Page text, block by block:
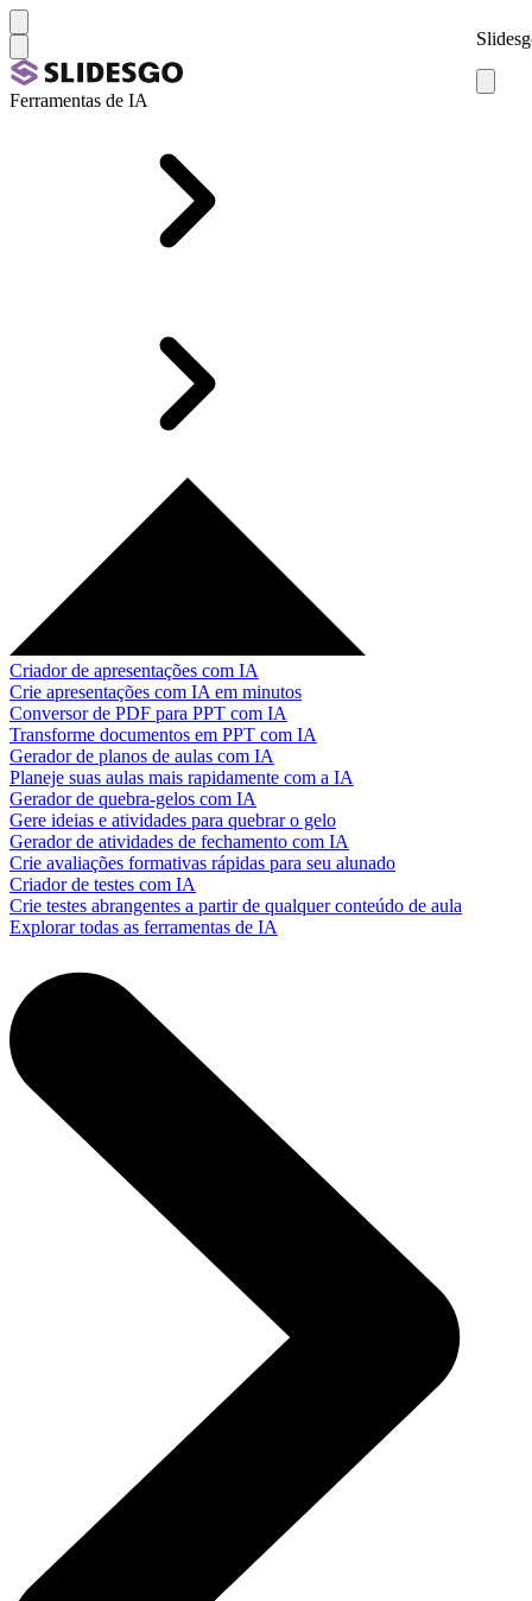
Ferramentas de IA
Criador de apresentações com IA
Crie apresentações com IA em minutos
Conversor de PDF para PPT com IA
Transforme documentos em PPT com IA
Gerador de planos de aulas com IA
Planeje suas aulas mais rapidamente com a IA
Gerador de quebra-gelos com IA
Gere ideias e atividades para quebrar o gelo
Gerador de atividades de fechamento com IA
Crie avaliações formativas rápidas para seu alunado
Criador de testes com IA
Crie testes abrangentes a partir de qualquer conteúdo de aula
Explorar todas as ferramentas de IA